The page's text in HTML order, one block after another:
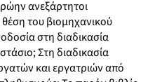
ανεξάρτητοι
του βιομηχανικού
στη διαδικασία
Στη διαδικασία
και εργατριών από